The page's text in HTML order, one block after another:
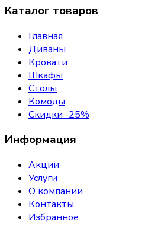
Каталог товаров
Главная
Диваны
Кровати
Шкафы
Столы
Комоды
Скидки -25%
Информация
Акции
Услуги
О компании
Контакты
Избранное